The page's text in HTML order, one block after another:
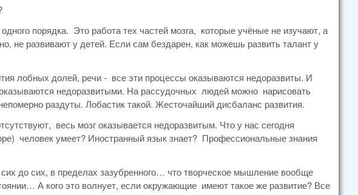
порядка. Это работа тех частей мозга, которые учёные не изучают, а
не развивают у детей. Если сам бездарен, как можешь развить талант у
лобных долей, речи - все эти процессы оказываются недоразвиты. И
недоразвитыми. На рассудочных людей можно нарисовать
раздуты. Лобастик такой. Жесточайший дисбаланс развития.
весь мозг оказывается недоразвитым. Что у нас сегодня
человек умеет? Иностранный язык знает? Профессиональные знания
до сих, в пределах зазубренного… что творческое мышление вообще
А кого это волнует, если окружающие имеют такое же развитие? Все